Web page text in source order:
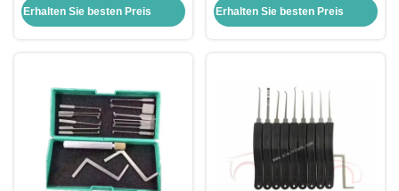
Klappschlosserwerkzeug
Erhalten Sie besten Preis
Sperrwerkzeuge
Erhalten Sie besten Preis